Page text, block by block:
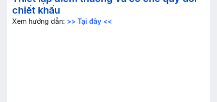
chiết khấu
Xem hướng dẫn: >> Tại đây <<